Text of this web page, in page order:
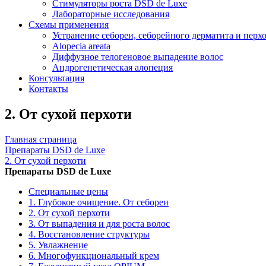
Стимуляторы роста DSD de Luxe
Лабораторные исследования
Схемы применения
Устранение себореи, себорейного дерматита и
Alopecia areata
Диффузное телогеновое выпадение волос
Андрогенетическая алопеция
Консультация
Контакты
2. От сухой перхоти
Главная страница
Препараты DSD de Luxe
2. От сухой перхоти
Препараты DSD de Luxe
Специальные цены
1. Глубокое очищение. От себореи
2. От сухой перхоти
3. От выпадения и для роста волос
4. Восстановление структуры
5. Увлажнение
6. Многофункциональный крем